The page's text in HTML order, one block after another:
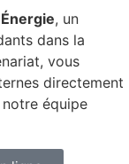
, un
dans la
vous
directement
notre équipe